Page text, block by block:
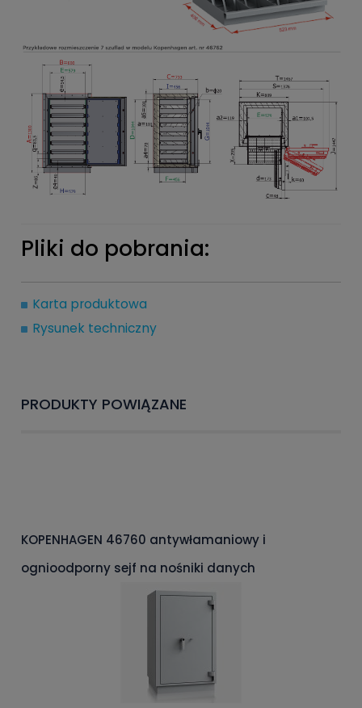
Pliki do pobrania:
Karta produktowa
Rysunek techniczny
PRODUKTY POWIĄZANE
KOPENHAGEN 46760 antywłamaniowy i
ognioodporny sejf na nośniki danych